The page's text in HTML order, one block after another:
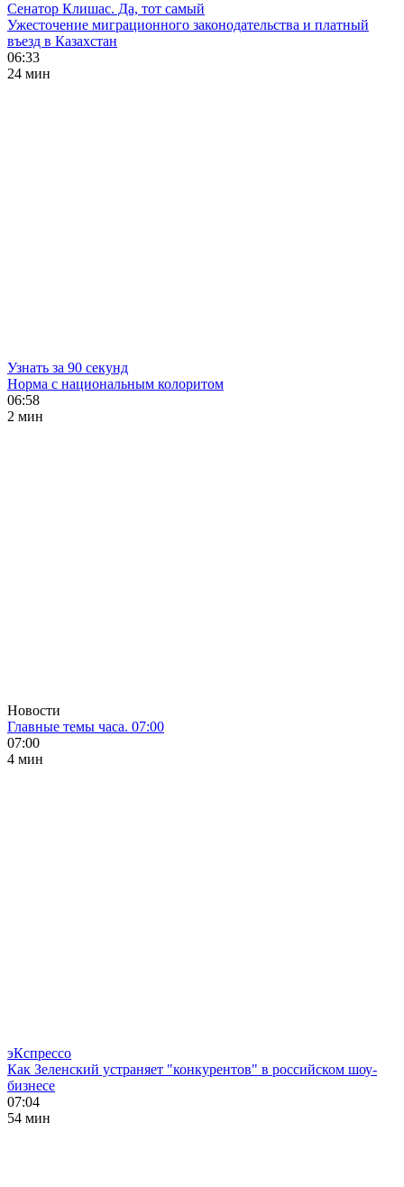
Сенатор Клишас. Да, тот самый
Ужесточение миграционного законодательства и платный
въезд в Казахстан
06:33
24 мин
Узнать за 90 секунд
Норма с национальным колоритом
06:58
2 мин
Новости
Главные темы часа. 07:00
07:00
4 мин
эКспрессо
Как Зеленский устраняет "конкурентов" в российском шоу-
бизнесе
07:04
54 мин